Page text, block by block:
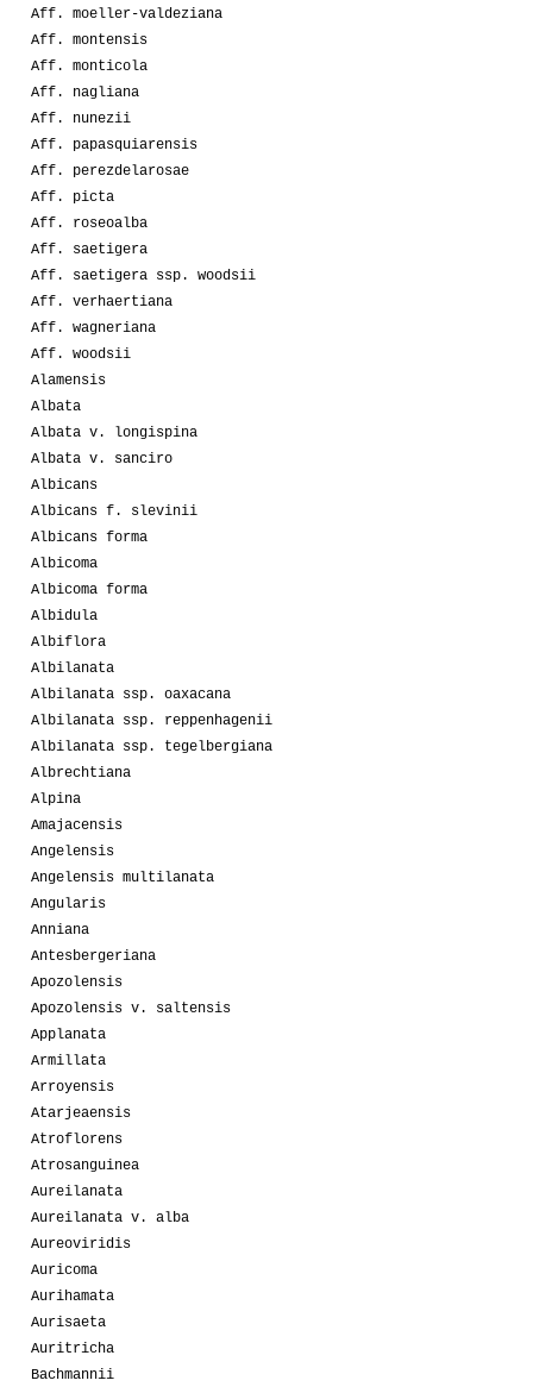
Aff. moeller-valdeziana
Aff. montensis
Aff. monticola
Aff. nagliana
Aff. nunezii
Aff. papasquiarensis
Aff. perezdelarosae
Aff. picta
Aff. roseoalba
Aff. saetigera
Aff. saetigera ssp. woodsii
Aff. verhaertiana
Aff. wagneriana
Aff. woodsii
Alamensis
Albata
Albata v. longispina
Albata v. sanciro
Albicans
Albicans f. slevinii
Albicans forma
Albicoma
Albicoma forma
Albidula
Albiflora
Albilanata
Albilanata ssp. oaxacana
Albilanata ssp. reppenhagenii
Albilanata ssp. tegelbergiana
Albrechtiana
Alpina
Amajacensis
Angelensis
Angelensis multilanata
Angularis
Anniana
Antesbergeriana
Apozolensis
Apozolensis v. saltensis
Applanata
Armillata
Arroyensis
Atarjeaensis
Atroflorens
Atrosanguinea
Aureilanata
Aureilanata v. alba
Aureoviridis
Auricoma
Aurihamata
Aurisaeta
Auritricha
Bachmannii